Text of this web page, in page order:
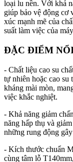
loại lu nền. Với khả
giúp bảo vệ động cơ
xúc mạnh mẽ của
suất làm việc của
ĐẶC ĐIỂM
- Chất liệu cao su
tự nhiên hoặc cao su
kháng mài mòn,
việc khắc nghiệt.
- Khả năng giảm
năng hấp thụ và
những rung động
- Kích thước chuẩn
cùng tâm lỗ